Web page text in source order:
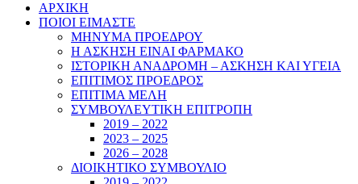
ΑΡΧΙΚΗ
ΠΟΙΟΙ ΕΙΜΑΣΤΕ
ΜΗΝΥΜΑ ΠΡΟΕΔΡΟΥ
Η ΑΣΚΗΣΗ ΕΙΝΑΙ ΦΑΡΜΑΚΟ
ΙΣΤΟΡΙΚΗ ΑΝΑΔΡΟΜΗ – ΑΣΚΗΣΗ ΚΑΙ ΥΓΕΙΑ
ΕΠΙΤΙΜΟΣ ΠΡΟΕΔΡΟΣ
ΕΠΙΤΙΜΑ ΜΕΛΗ
ΣΥΜΒΟΥΛΕΥΤΙΚΗ ΕΠΙΤΡΟΠΗ
2019 – 2022
2023 – 2025
2026 – 2028
ΔΙΟΙΚΗΤΙΚΟ ΣΥΜΒΟΥΛΙΟ